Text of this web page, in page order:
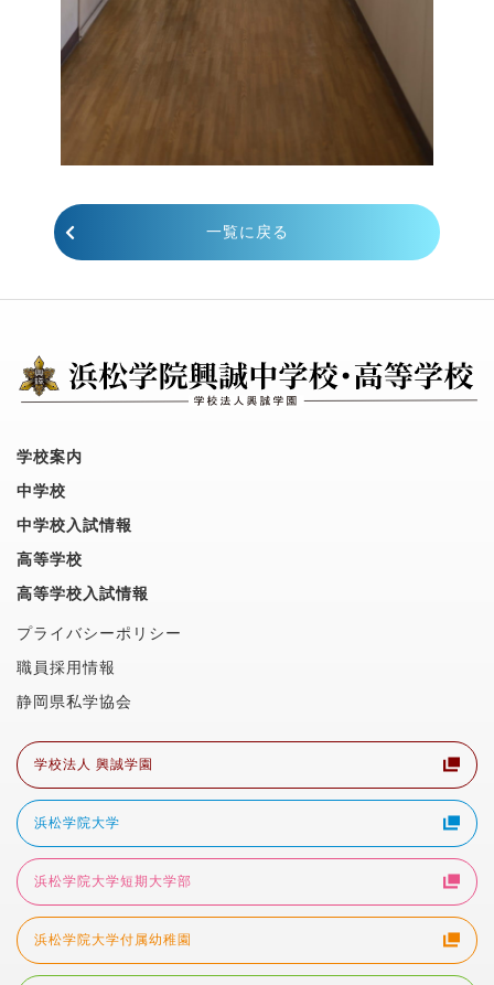
一覧に戻る
学校案内
中学校
中学校入試情報
高等学校
高等学校入試情報
プライバシーポリシー
職員採用情報
静岡県私学協会
学校法人 興誠学園
浜松学院大学
浜松学院大学短期大学部
浜松学院大学付属幼稚園